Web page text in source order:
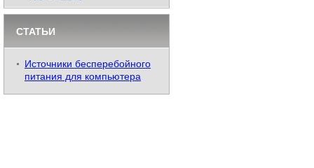
СТАТЬИ
Источники бесперебойного
питания для компьютера